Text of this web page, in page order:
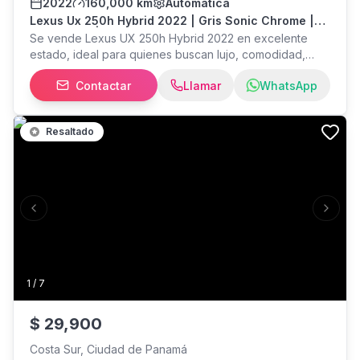
2022 160,000 km
Automática
Lexus Ux 250h Hybrid 2022 | Gris Sonic Chrome |
Full Equipo | Excelente Estado
Se vende Lexus UX 250h Hybrid 2022 en excelente
estado, ideal para quienes buscan lujo, comodidad,
seguridad y un extraordinario ahorro de combustible
gracias a su tecnología híbrida.
Contactar Llamar WhatsApp
1 / 7
Previous slide Next
Resaltado
$ 29,900
Costa Sur, Ciudad de Panamá